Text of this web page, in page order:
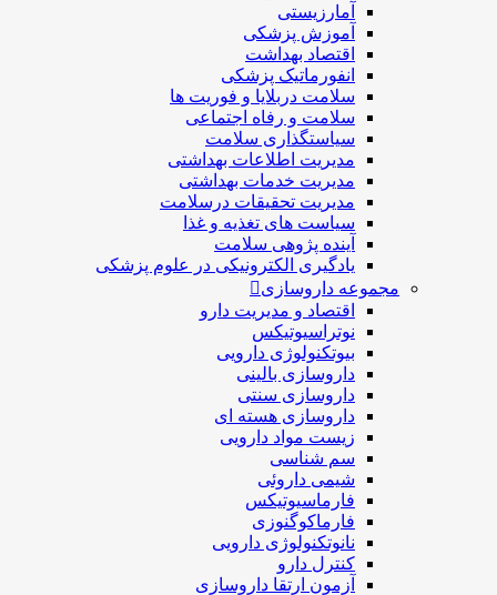
آمارزیستی
آموزش پزشکی
اقتصاد بهداشت
انفورماتیک پزشکی
سلامت دربلايا و فوريت ها
سلامت و رفاه اجتماعی
سیاستگذاری سلامت
مدیریت اطلاعات بهداشتی
مدیریت خدمات بهداشتی
مدیریت تحقیقات درسلامت
سیاست های تغذیه و غذا
آینده پژوهی سلامت
یادگیری الکترونیکی در علوم پزشکی
مجموعه داروسازی
اقتصاد و مديريت دارو
نوتراسیوتیکس
بيوتكنولوژی دارویی
داروسازی بالينی
داروسازی سنتی
داروسازی هسته ای
زیست مواد دارویی
سم شناسی
شيمی داروئی
فارماسيوتيكس
فارماكوگنوزی
نانوتکنولوژی دارویی
كنترل دارو
آزمون ارتقا داروسازی